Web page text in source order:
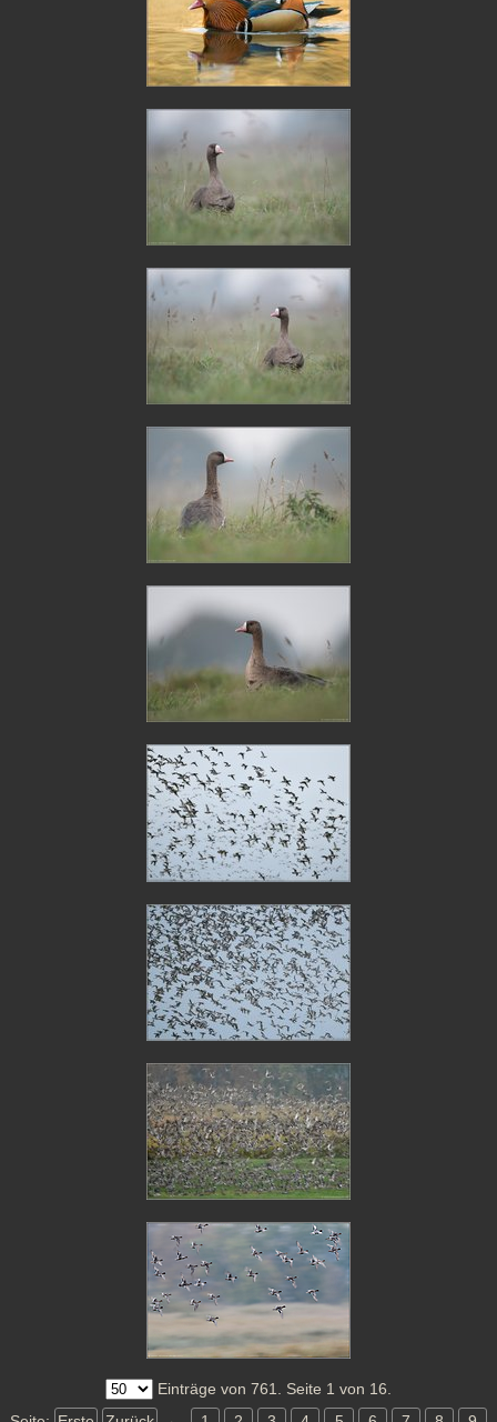
Einträge von 761. Seite 1 von 16.